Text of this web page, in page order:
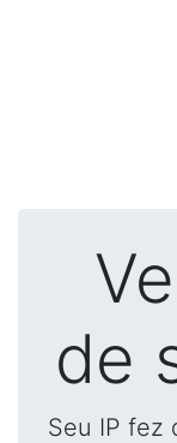
de
Seu IP fez